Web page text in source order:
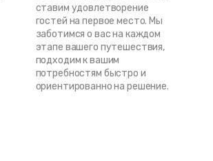
ставим удовлетворение
гостей на первое место. Мы
заботимся о вас на каждом
этапе вашего путешествия,
подходим к вашим
потребностям быстро и
ориентированно на решение.